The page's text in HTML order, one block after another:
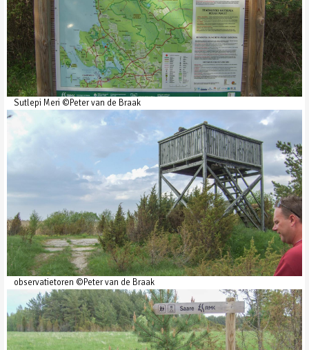
Sutlepi Meri ©Peter van de Braak
observatietoren ©Peter van de Braak